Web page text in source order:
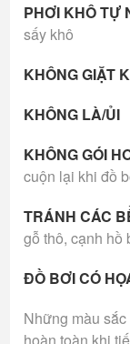
PHƠI KHÔ TỰ
sấy khô
KHÔNG GIẶT
KHÔNG LÀ/ỦI
KHÔNG GÓI
cuộn lại khi đồ
TRÁNH CÁC
gỗ thô, cạnh
ĐỒ BƠI CÓ
Những màu
hoàn toàn khi